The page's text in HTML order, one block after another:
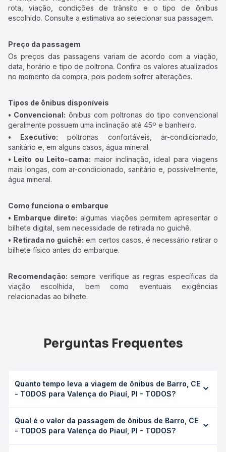
rota, viação, condições de trânsito e o tipo de ônibus
escolhido. Consulte a estimativa ao selecionar sua passagem.
Preço da passagem
Os preços das passagens variam de acordo com a viação,
data, horário e tipo de poltrona. Confira os valores atualizados
no momento da compra, pois podem sofrer alterações.
Tipos de ônibus disponíveis
• Convencional: ônibus com poltronas do tipo convencional
geralmente possuem uma inclinação até 45º e banheiro.
• Executivo: poltronas confortáveis, ar-condicionado,
sanitário e, em alguns casos, água mineral.
• Leito ou Leito-cama: maior inclinação, ideal para viagens
mais longas, com ar-condicionado, sanitário e, possivelmente,
água mineral.
Como funciona o embarque
• Embarque direto: algumas viações permitem apresentar o
bilhete digital, sem necessidade de retirada no guichê.
• Retirada no guichê: em certos casos, é necessário retirar o
bilhete físico antes do embarque.
Recomendação: sempre verifique as regras específicas da
viação escolhida, bem como eventuais exigências
relacionadas ao bilhete.
Perguntas Frequentes
Quanto tempo leva a viagem de ônibus de Barro, CE
- TODOS para Valença do Piauí, PI - TODOS?
do Piauí, PI - TODOS leva em média 9h 20min, podendo
variar conforme a viação, o tipo de serviço (convencional,
Qual é o valor da passagem de ônibus de Barro, CE
- TODOS para Valença do Piauí, PI - TODOS?